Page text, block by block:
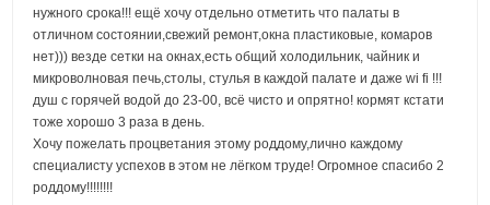
нужного срока!!! ещё хочу отдельно отметить что палаты в
отличном состоянии,свежий ремонт,окна пластиковые, комаров
нет))) везде сетки на окнах,есть общий холодильник, чайник и
микроволновая печь,столы, стулья в каждой палате и даже wi fi !!!
душ с горячей водой до 23-00, всё чисто и опрятно! кормят кстати
тоже хорошо 3 раза в день.
Хочу пожелать процветания этому роддому,лично каждому
специалисту успехов в этом не лёгком труде! Огромное спасибо 2
роддому!!!!!!!!